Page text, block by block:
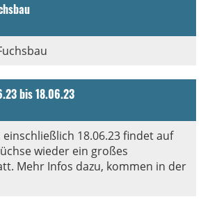
bis 18.06.23
einschließlich 18.06.23 findet auf
wieder ein großes
Mehr Infos dazu, kommen in der